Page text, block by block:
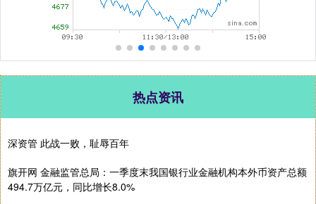
热点资讯
深资管 此战一败，耻辱百年
旗开网 金融监管总局：一季度末我国银行业金融机构本外币资产总额
494.7万亿元，同比增长8.0%